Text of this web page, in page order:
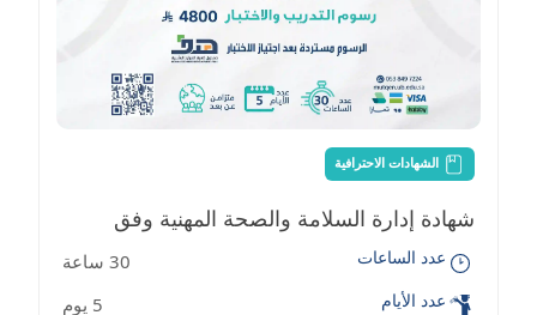
الشهادات الاحترافية
شهادة إدارة السلامة والصحة المهنية وفق
معايير OSHA
عدد الساعات 30 ساعة
عدد الأيام 5 يوم